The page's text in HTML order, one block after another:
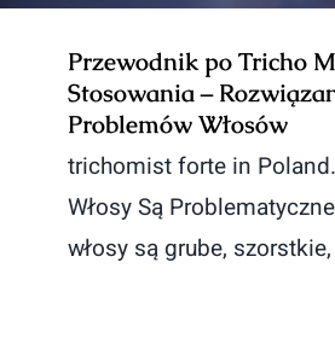
Przewodnik po Tricho
Stosowania –
Problemów Włosów
trichomist forte in
Włosy Są
włosy są grube,